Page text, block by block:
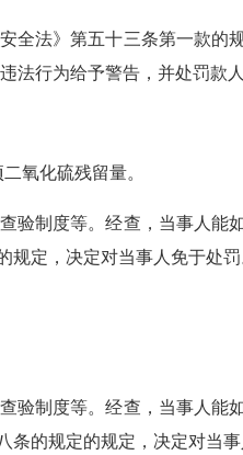
全法》第五十三条第一款的
法行为给予警告，并处罚款人
氧化硫残留量。
验制度等。经查，当事人能
规定，决定对当事人免于处罚
验制度等。经查，当事人能
条的规定的规定，决定对当事